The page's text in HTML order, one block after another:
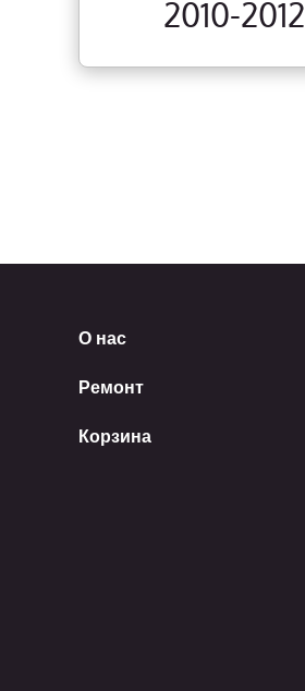
2010-2012
О нас
Ремонт
Корзина